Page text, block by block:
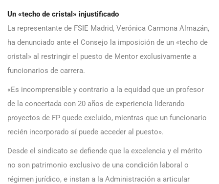
Un «techo de cristal» injustificado
La representante de FSIE Madrid, Verónica Carmona Almazán,
ha denunciado ante el Consejo la imposición de un «techo de
cristal» al restringir el puesto de Mentor exclusivamente a
funcionarios de carrera.
«Es incomprensible y contrario a la equidad que un profesor
de la concertada con 20 años de experiencia liderando
proyectos de FP quede excluido, mientras que un funcionario
recién incorporado sí puede acceder al puesto».
Desde el sindicato se defiende que la excelencia y el mérito
no son patrimonio exclusivo de una condición laboral o
régimen jurídico, e instan a la Administración a articular